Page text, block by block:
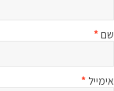
שם*
אימייל *